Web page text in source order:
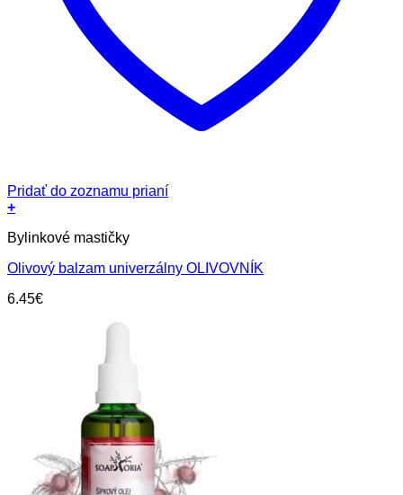
Pridať do zoznamu prianí
+
Bylinkové mastičky
Olivový balzam univerzálny OLIVOVNÍK
6.45€